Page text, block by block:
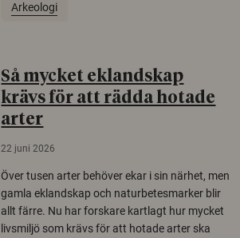
Arkeologi
Så mycket eklandskap
krävs för att rädda hotade
arter
22 juni 2026
Över tusen arter behöver ekar i sin närhet, men
gamla eklandskap och naturbetesmarker blir
allt färre. Nu har forskare kartlagt hur mycket
livsmiljö som krävs för att hotade arter ska